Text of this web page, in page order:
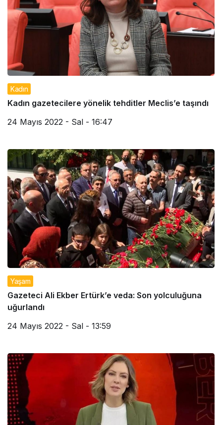
Kadın
Kadın gazetecilere yönelik tehditler Meclis’e taşındı
24 Mayıs 2022 - Sal - 16:47
Yaşam
Gazeteci Ali Ekber Ertürk’e veda: Son yolculuğuna
uğurlandı
24 Mayıs 2022 - Sal - 13:59